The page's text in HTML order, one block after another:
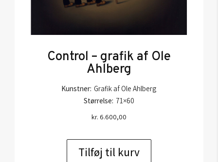
Control – grafik af Ole
Ahlberg
Kunstner: Grafik af Ole Ahlberg
Størrelse: 71×60
kr. 6.600,00
Tilføj til kurv